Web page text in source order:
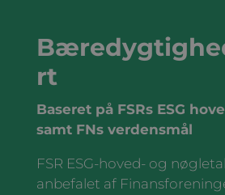
rt
Baseret på FSRs ESG
samt FNs verdensmål
FSR ESG-hoved- og
anbefalet af